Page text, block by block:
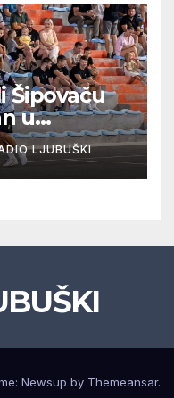
Šipovaču
u
izborio
ispao,
LJUBUŠKI
Newsup by Themeansar.